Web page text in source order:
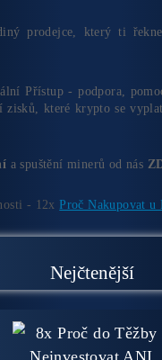
HOUSINGU(ušetříš
prodejce, který ti
zisků, které krypto se
a spuštění minerů od